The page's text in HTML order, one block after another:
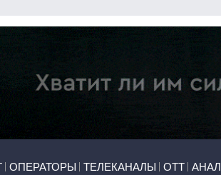
ОПЕРАТОРЫ ТЕЛЕКАНАЛЫ ОТТ